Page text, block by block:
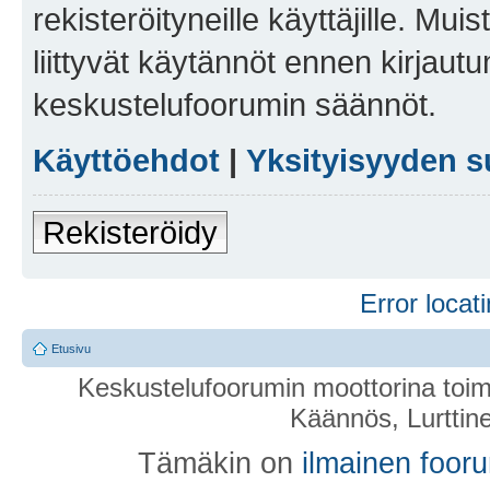
rekisteröityneille käyttäjille.
liittyvät käytännöt ennen
keskustelufoorumin säännöt.
Käyttöehdot | Yksityisyyden
Rekisteröidy
Error
Etusivu
Keskustelufoorumin moottorina
Käännös,
Tämäkin on ilmainen